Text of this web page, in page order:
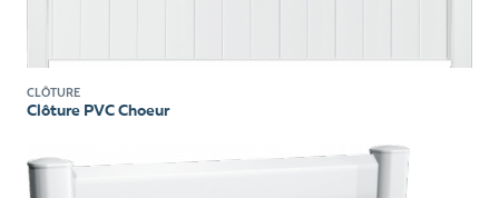
CLÔTURE
Clôture PVC Choeur